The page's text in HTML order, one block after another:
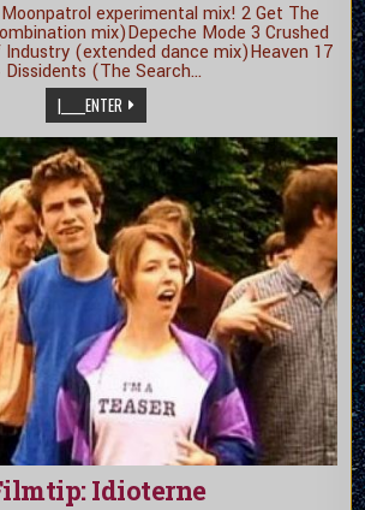
experimental mix! 2 Get The
mix)Depeche Mode 3 Crushed
Industry (extended dance mix)Heaven 17
Dissidents (The Search…
|_____ENTER
Idioterne